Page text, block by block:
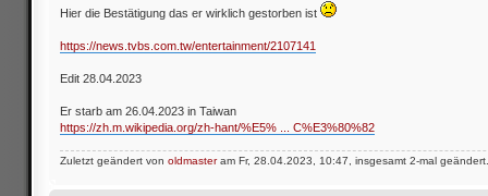
Hier die Bestätigung das er wirklich gestorben ist
https://news.tvbs.com.tw/entertainment/2107141
Edit 28.04.2023
Er starb am 26.04.2023 in Taiwan
https://zh.m.wikipedia.org/zh-hant/%E5% ... C%E3%80%82
Zuletzt geändert von oldmasteram Fr, 28.04.2023, 10:47, insgesamt 2-mal geändert.